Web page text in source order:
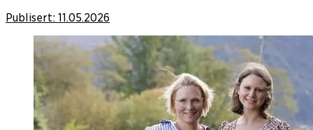
Publisert: 11.05.2026